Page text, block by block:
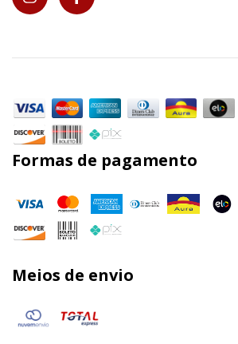
Formas de pagamento
Meios de envio